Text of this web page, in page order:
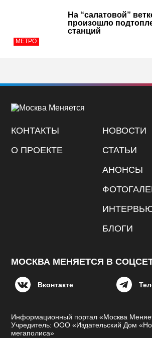
МЕТРО
На “салатовой”
произошло
станций
КОНТАКТЫ
О ПРОЕКТЕ
НОВОСТИ
СТАТЬИ
АНОНСЫ
БЛОГИ
МОСКВА МЕНЯЕТСЯ В
Вконтакте
Информационный портал «Москва
Учредитель: ООО «Издательский Дом
мегаполиса»